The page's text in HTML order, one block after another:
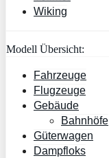
Wiking
Modell Übersicht:
Fahrzeuge
Flugzeuge
Gebäude
Bahnhöfe
Güterwagen
Dampfloks